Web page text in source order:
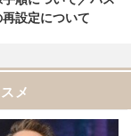
再設定について
メ